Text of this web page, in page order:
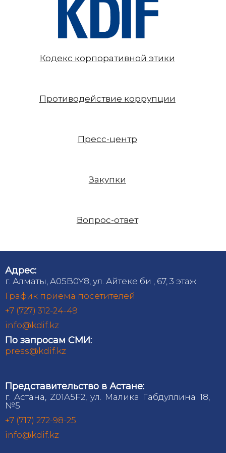
Кодекс корпоративной этики
Противодействие коррупции
Пресс-центр
Закупки
Вопрос-ответ
Адрес:
г. Алматы, A05B0Y8, ул. Айтеке би , 67, 3 этаж
График приема посетителей
+7 (727) 312-24-49
info@kdif.kz
По запросам СМИ:
press@kdif.kz
Представительство в Астане:
г. Астана, Z01A5F2, ул. Малика Габдуллина 18,
№5
+7 (717) 272-98-25
info@kdif.kz